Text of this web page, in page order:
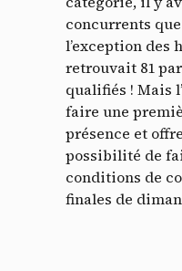
concurrents
l’exception des
retrouvait 81
qualifiés ! Mais
faire une
présence et
possibilité de
conditions de
finales de